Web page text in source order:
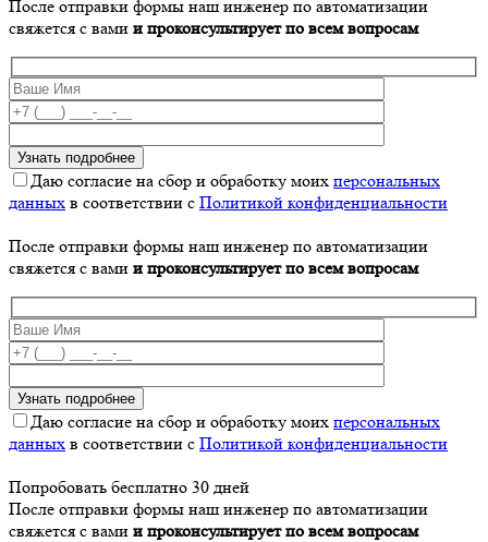
После отправки формы наш инженер по автоматизации
свяжется с вами и проконсультирует по всем вопросам
Даю согласие на сбор и обработку моих персональных
данных в соответствии с Политикой конфиденциальности
После отправки формы наш инженер по автоматизации
свяжется с вами и проконсультирует по всем вопросам
Даю согласие на сбор и обработку моих персональных
данных в соответствии с Политикой конфиденциальности
Попробовать бесплатно 30 дней
После отправки формы наш инженер по автоматизации
свяжется с вами и проконсультирует по всем вопросам